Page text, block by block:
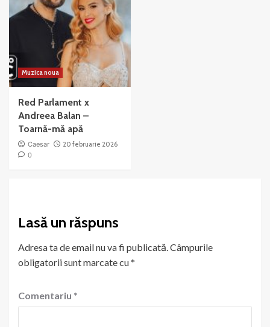
Muzica noua
Red Parlament x
Andreea Balan –
Toarnă-mă apă
Caesar
20 februarie 2026
0
Lasă un răspuns
Adresa ta de email nu va fi publicată.Câmpurile
obligatorii sunt marcate cu*
Comentariu *